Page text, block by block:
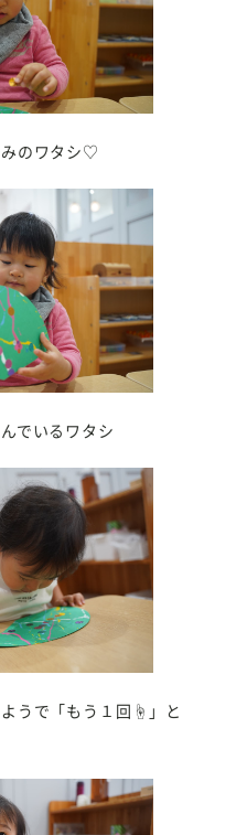
のワタシ♡
でいるワタシ
うで「もう１回☝️」と